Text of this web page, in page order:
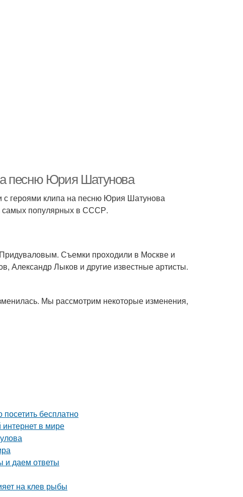
песню Юрия Шатунова
с героями клипа на песню Юрия Шатунова
самых популярных в СССР.
Съемки проходили в Москве и
Александр Лыков и другие известные артисты.
Мы рассмотрим некоторые изменения,
бесплатно
в мире
и даем ответы
на клев рыбы